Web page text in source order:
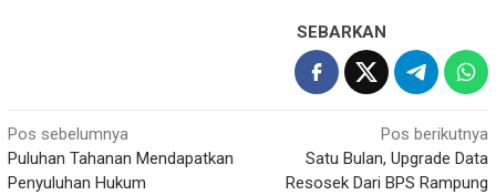
SEBARKAN
Navigasi
pos
Pos sebelumnya
Puluhan Tahanan Mendapatkan
Penyuluhan Hukum
Pos berikutnya
Satu Bulan, Upgrade Data
Resosek Dari BPS Rampung